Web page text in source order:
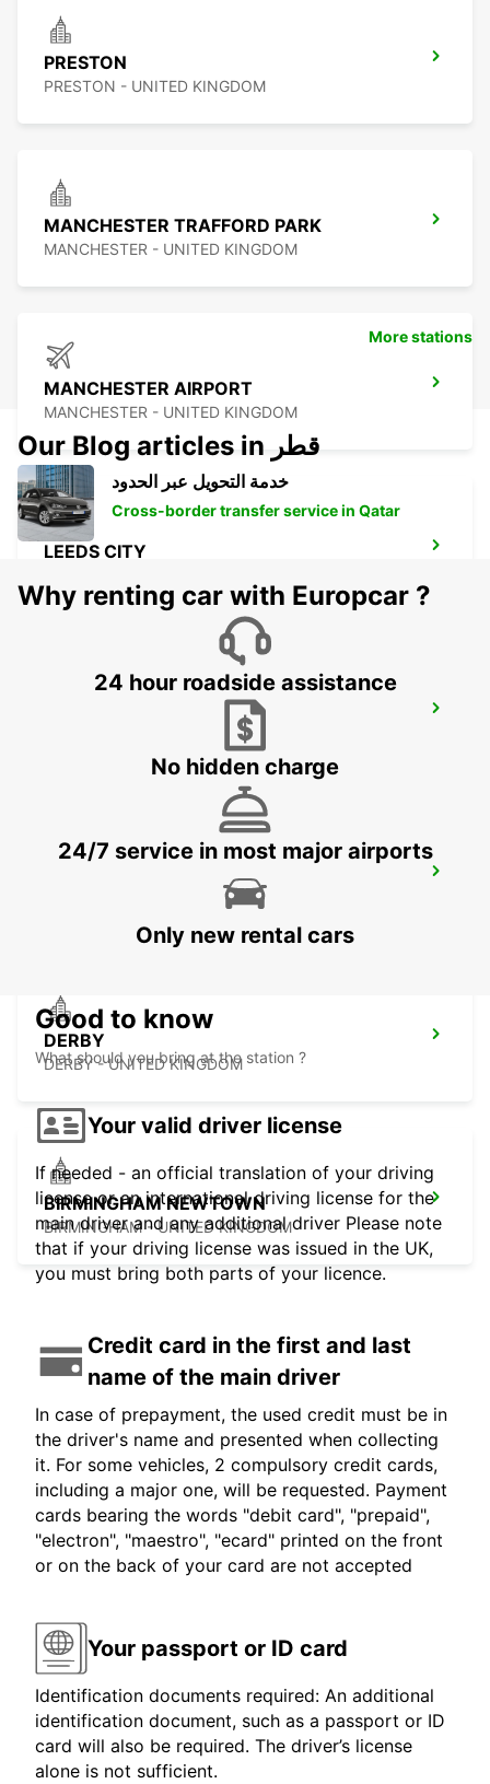
PRESTON
PRESTON - UNITED KINGDOM
MANCHESTER TRAFFORD PARK
MANCHESTER - UNITED KINGDOM
MANCHESTER AIRPORT
MANCHESTER - UNITED KINGDOM
LEEDS CITY
SHEFFIELD - UNITED KINGDOM
WOLVERHAMPTON - UNITED KINGDOM
DERBY
DERBY - UNITED KINGDOM
BIRMINGHAM NEWTOWN
BIRMINGHAM - UNITED KINGDOM
More stations
Our Blog articles in قطر
خدمة التحويل عبر الحدود
Cross-border transfer service in Qatar
Why renting car with Europcar ?
24 hour roadside assistance
No hidden charge
24/7 service in most major airports
Only new rental cars
Good to know
What should you bring at the station ?
Your valid driver license
If needed - an official translation of your driving
license or an international driving license for the
main driver and any additional driver Please note
that if your driving license was issued in the UK,
you must bring both parts of your licence.
Credit card in the first and last
name of the main driver
In case of prepayment, the used credit must be in
the driver's name and presented when collecting
it. For some vehicles, 2 compulsory credit cards,
including a major one, will be requested. Payment
cards bearing the words "debit card", "prepaid",
"electron", "maestro", "ecard" printed on the front
or on the back of your card are not accepted
Your passport or ID card
Identification documents required: An additional
identification document, such as a passport or ID
card will also be required. The driver’s license
alone is not sufficient.